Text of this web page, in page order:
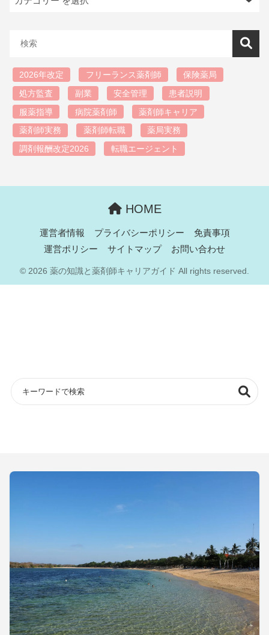
2026年改定 フリーランス薬剤師
保険薬局
処方監査
副業 安全管理
患者説明
服薬指導
病院薬剤師
薬剤師キャリア
薬剤師実務
薬剤師転職
薬局実務
調剤報酬改定2026
転職エージェント
HOME
運営者情報 プライバシーポリシー
免責事項
運営ポリシー
サイトマップ お問い合わせ
© 2026 薬の知識と薬剤師キャリアガイド All rights reserved.